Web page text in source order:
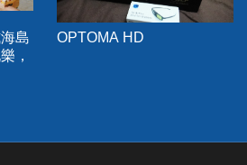
島
，
OPTOMA HD